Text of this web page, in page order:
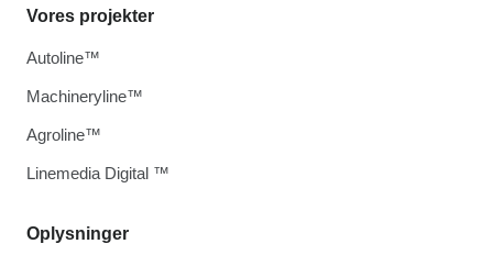
Oplysninger
Vores projekter
Autoline™
Machineryline™
Agroline™
Linemedia Digital ™